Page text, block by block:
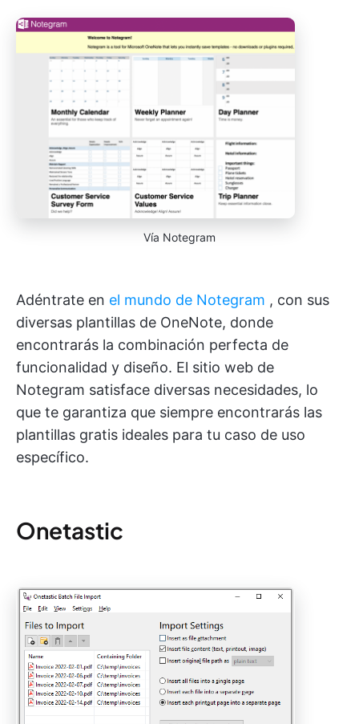
Vía Notegram
Adéntrate en el mundo de Notegram , con sus
diversas plantillas de OneNote, donde
encontrarás la combinación perfecta de
funcionalidad y diseño. El sitio web de
Notegram satisface diversas necesidades, lo
que te garantiza que siempre encontrarás las
plantillas gratis ideales para tu caso de uso
específico.
Onetastic